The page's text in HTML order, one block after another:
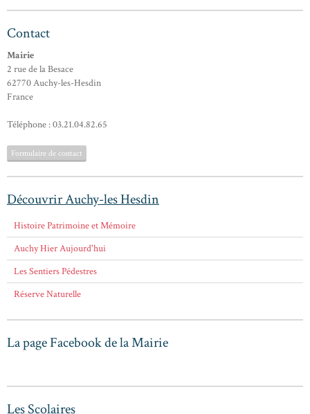
Contact
Mairie
2 rue de la Besace
62770 Auchy-les-Hesdin
France
Téléphone : 03.21.04.82.65
Formulaire de contact
Découvrir Auchy-les Hesdin
Histoire Patrimoine et Mémoire
Auchy Hier Aujourd'hui
Les Sentiers Pédestres
Réserve Naturelle
La page Facebook de la Mairie
Les Scolaires